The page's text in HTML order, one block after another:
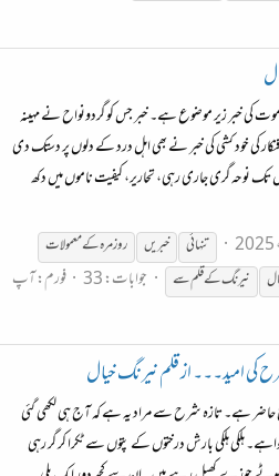
کی خبر زیر موضوع ہے۔ خبر جس کو گردونواح نے مہینہ
کی خود کشی کی خبر نے بھی اہل درد کے دلوں پر دستک دی
تک نوحہ گری جاری رہی، تحاریر، کیفیت ناموں میں دکھ
تنہائی خبریں روز مرہکےمعمولات
نیرنگکےقلمسے جوابات: 33 فورم:آپ
کی امید۔۔۔ از قلم نیرنگ خیال
حاضر ہے۔ تازہ شرح سے مراد یہ ہے کہ آج ہی لکھی گئی
ہلکی ہلکی بارش درختوں کے پتوں سے ٹکرا کر گر رہی